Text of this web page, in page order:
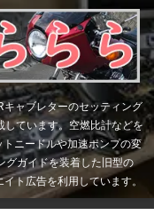
ャブレターのセッティング
ています。空燃比計などを
ニードルや加速ポンプの変
グガイドを装着した旧型の
ト広告を利用しています。